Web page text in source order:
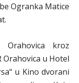
Ogranka Matice
Orahovica kroz
u Hotel
u Kino dvorani